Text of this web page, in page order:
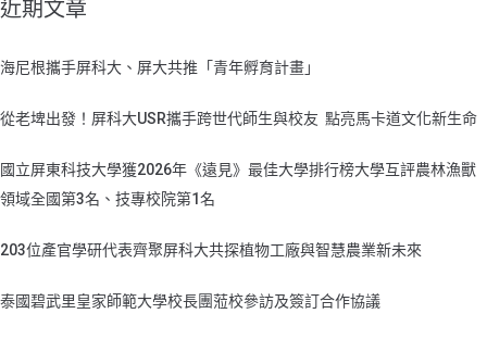
近期文章
海尼根攜手屏科大、屏大共推「青年孵育計畫」
從老埤出發！屏科大USR攜手跨世代師生與校友 點亮馬卡道文化新生命
國立屏東科技大學獲2026年《遠見》最佳大學排行榜大學互評農林漁獸
領域全國第3名、技專校院第1名
203位產官學研代表齊聚屏科大共探植物工廠與智慧農業新未來
泰國碧武里皇家師範大學校長團蒞校參訪及簽訂合作協議